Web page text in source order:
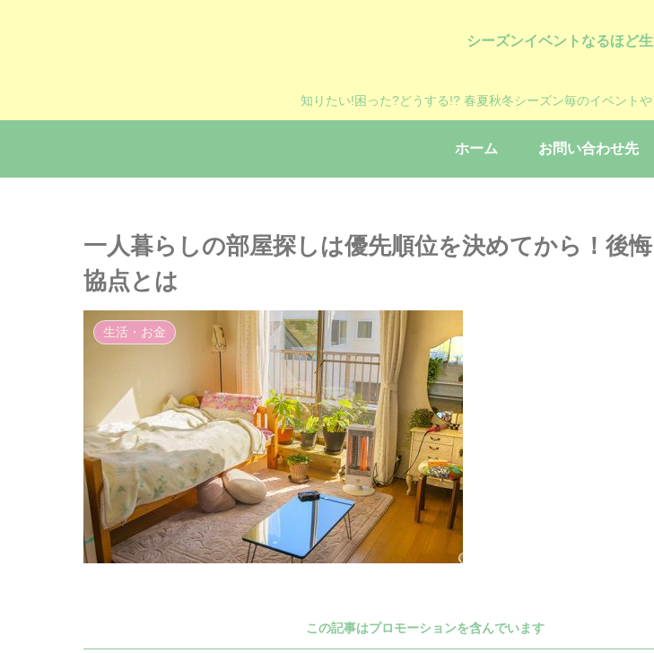
シーズンイベントなるほど
知りたい!困った?どうする!? 春夏秋冬シーズン毎のイベント
ホーム お問い合わせ先
一人暮らしの部屋探しは優先順位を決めてから！後
協点とは
生活・お金
この記事はプロモーションを含んでいます